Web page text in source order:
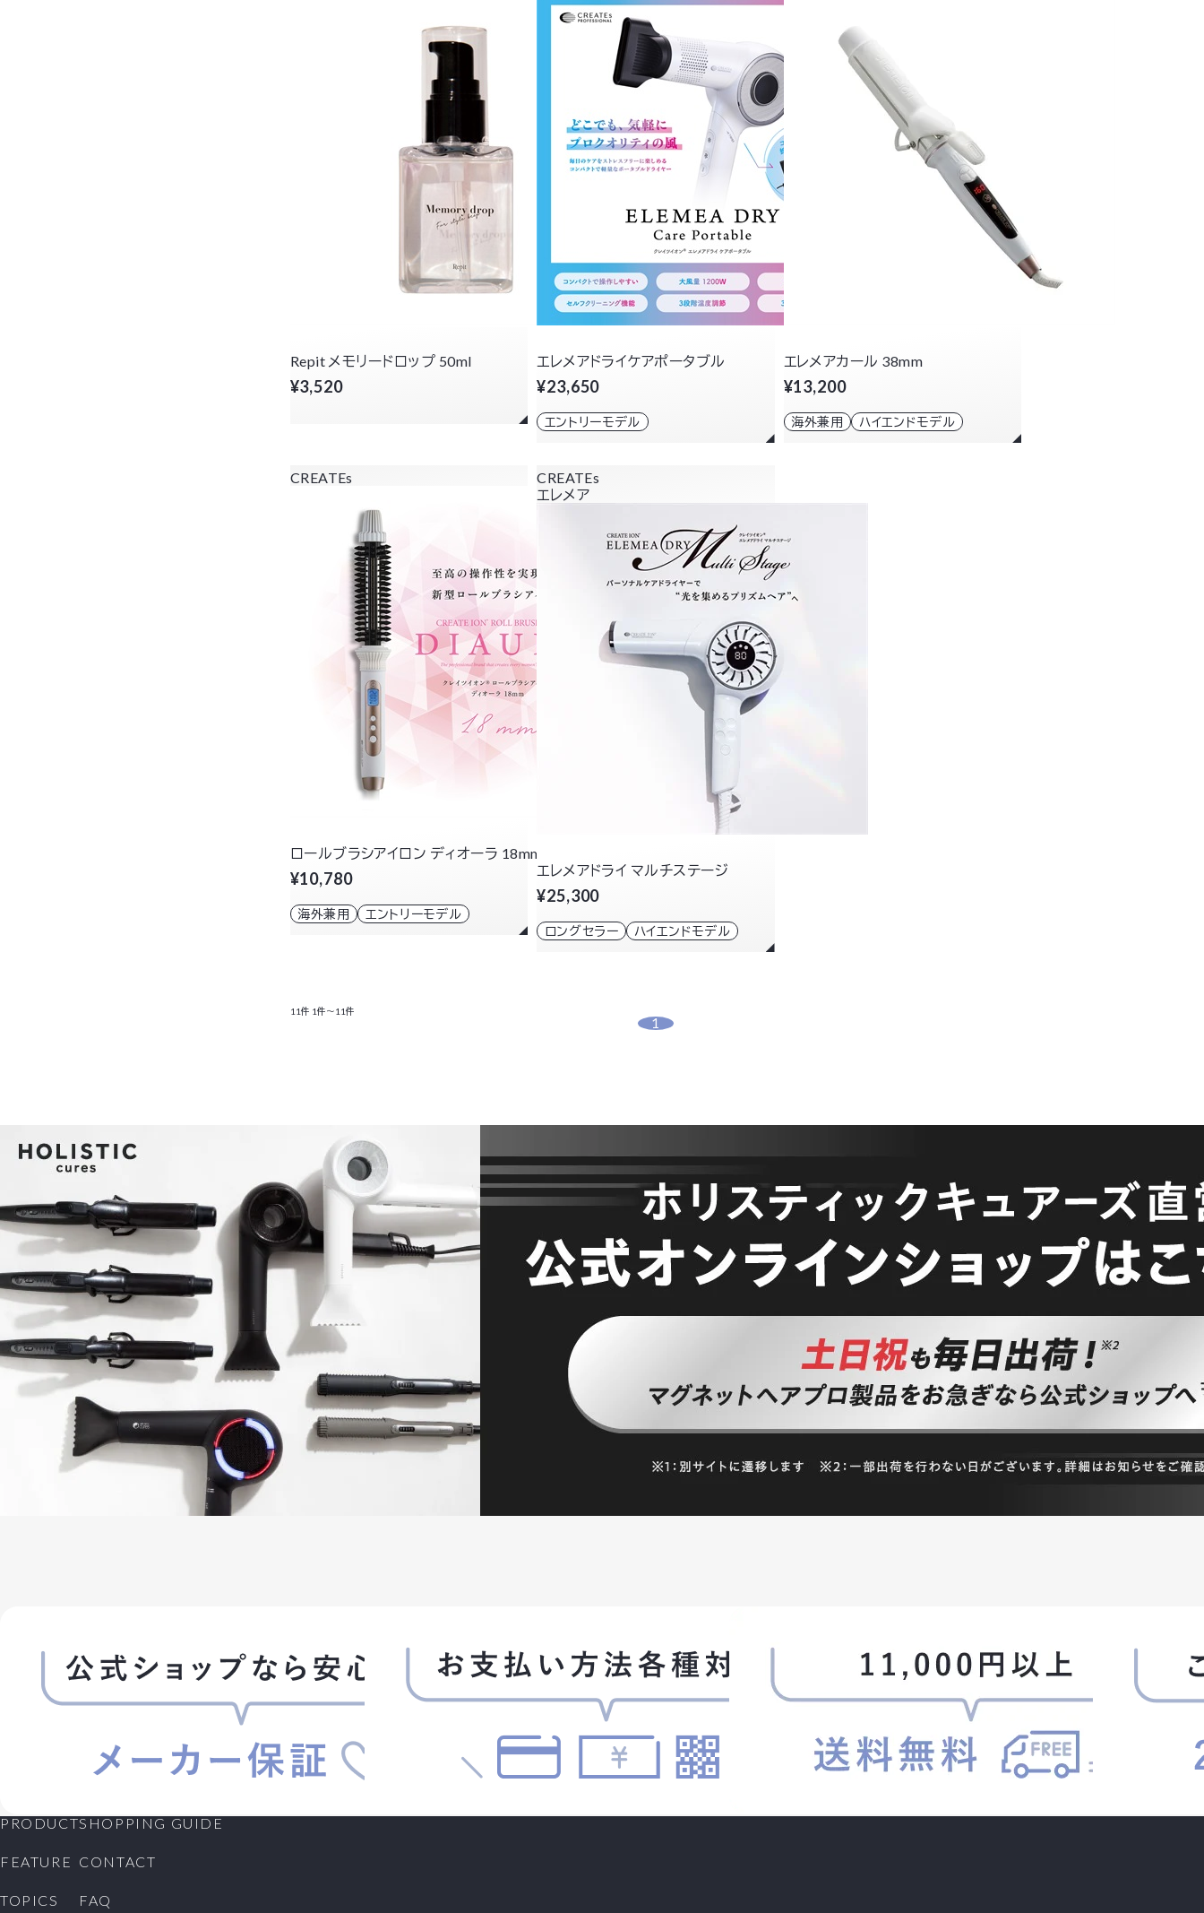
Repit メモリードロップ 50ml
¥3,520
エレメアドライケアポータブル
¥23,650
エントリーモデル
エレメアカール 38mm
¥13,200
海外兼用 ハイエンドモデル
CREATEs
ロールブラシアイロン ディオーラ 18mm
¥10,780
海外兼用 エントリーモデル
CREATEs
エレメア
エレメアドライ マルチステージ
¥25,300
ロングセラー ハイエンドモデル
11件 1件～11件
1
PRODUCT
FEATURE
TOPICS
SHOPPING GUIDE
CONTACT
FAQ